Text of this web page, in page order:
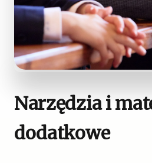
Narzędzia i
dodatkowe